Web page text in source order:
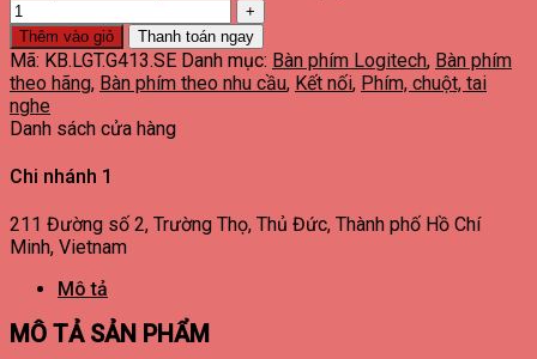
Thêm vào giỏ Thanh toán ngay
Mã: KB.LGT.G413.SE Danh mục: Bàn phím Logitech, Bàn phím
theo hãng, Bàn phím theo nhu cầu, Kết nối, Phím, chuột, tai
nghe
Danh sách cửa hàng
Chi nhánh 1
211 Đường số 2, Trường Thọ, Thủ Đức, Thành phố Hồ Chí
Minh, Vietnam
Mô tả
MÔ TẢ SẢN PHẨM